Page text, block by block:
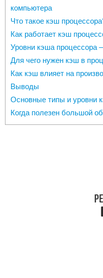
компьютера
Что такое кэш
Как работает кэш
Уровни кэша процессора
Для чего нужен кэш в
Как кэш влияет на
Выводы
Основные типы и уровни
Когда полезен большой